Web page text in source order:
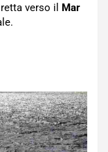
verso il Mar